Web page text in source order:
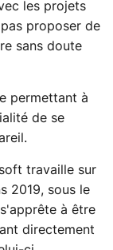
les projets
proposer de
sans doute
permettant à
de se
travaille sur
2019, sous le
à être
directement